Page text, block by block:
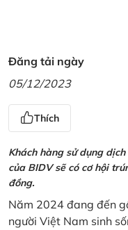
Đăng tải ngày
05/12/2023
Thích
Khách hàng sử dụng
của BIDV sẽ có cơ hội
đồng.
Năm 2024 đang đến
người Việt Nam sinh